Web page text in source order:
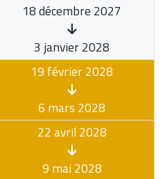
18 décembre 2027
3 janvier 2028
19 février 2028
6 mars 2028
22 avril 2028
9 mai 2028